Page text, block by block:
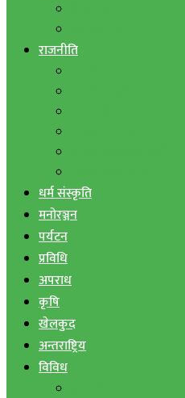
राजनीति
धर्म संस्कृति
मनोरञ्जन
पर्यटन
प्रविधि
अपराध
कृषि
खेलकुद
अन्तराष्ट्रिय
विविध